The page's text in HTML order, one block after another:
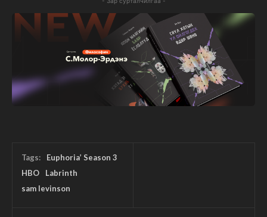
Tags:
Euphoria’ Season 3
HBO
Labrinth
sam levinson